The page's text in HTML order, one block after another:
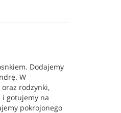
Dodajemy
W
rodzynki,
gotujemy na
pokrojonego